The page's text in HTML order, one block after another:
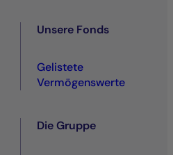
Unsere Fonds
Gelistete
Vermögenswerte
Die Gruppe